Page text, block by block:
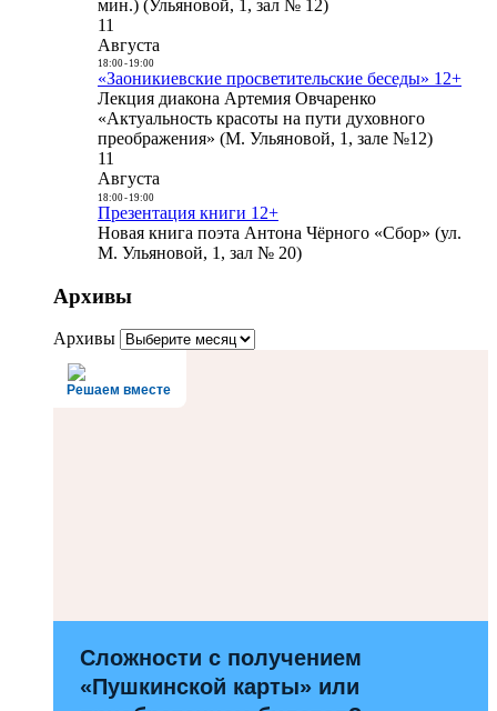
мин.) (Ульяновой, 1, зал № 12)
11
Августа
18:00- 19:00
«Заоникиевские просветительские беседы» 12+
Лекция диакона Артемия Овчаренко
«Актуальность красоты на пути духовного
преображения» (М. Ульяновой, 1, зале №12)
11
Августа
18:00- 19:00
Презентация книги 12+
Новая книга поэта Антона Чёрного «Сбор» (ул.
М. Ульяновой, 1, зал № 20)
Архивы
Архивы
Решаем вместе
Сложности с получением
«Пушкинской карты» или